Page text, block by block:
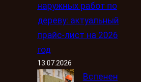
наружных работ по
дереву: актуальный
прайс-лист на 2026
год
13.07.2026
Вспенен